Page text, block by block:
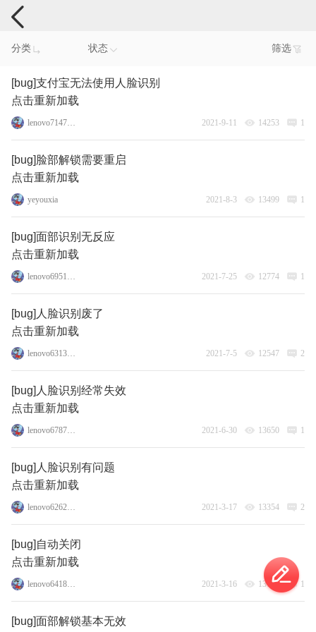
手机反馈
分类 状态 筛选
[bug]支付宝无法使用人脸识别
点击重新加载
lenovo71476261 2021-9-11 14253 1
[bug]脸部解锁需要重启
点击重新加载
yeyouxia 2021-8-3 13499 1
[bug]面部识别无反应
点击重新加载
lenovo69512483 2021-7-25 12774 1
[bug]人脸识别废了
点击重新加载
lenovo63131684 2021-7-5 12547 2
[bug]人脸识别经常失效
点击重新加载
lenovo67872848 2021-6-30 13650 1
[bug]人脸识别有问题
点击重新加载
lenovo62626084 2021-3-17 13354 2
[bug]自动关闭
点击重新加载
lenovo64187663 2021-3-16 13798 1
[bug]面部解锁基本无效